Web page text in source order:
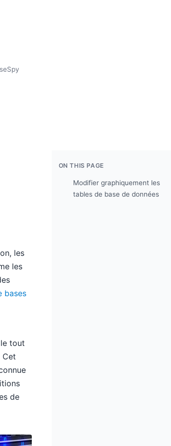
les
les
bases
tout
Cet
de
ON THIS PAGE
Modifier graphiquement les
tables de base de données